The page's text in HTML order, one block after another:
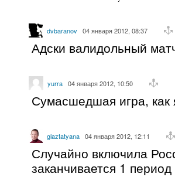
dvbaranov 04 января 2012, 08:37
Адски валидольный
yurra 04 января 2012, 10:50
Сумасшедшая игра, как
glaztatyana 04 января 2012, 12:11
Случайно включила
заканчивается 1 период